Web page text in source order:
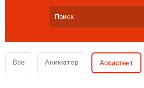
Все Аниматор Ассистент